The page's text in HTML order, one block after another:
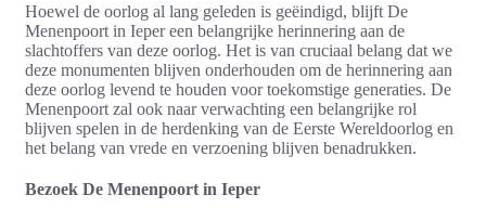
Hoewel de oorlog al lang geleden is geëindigd, blijft De
Menenpoort in Ieper een belangrijke herinnering aan de
slachtoffers van deze oorlog. Het is van cruciaal belang dat we
deze monumenten blijven onderhouden om de herinnering aan
deze oorlog levend te houden voor toekomstige generaties. De
Menenpoort zal ook naar verwachting een belangrijke rol
blijven spelen in de herdenking van de Eerste Wereldoorlog en
het belang van vrede en verzoening blijven benadrukken.
Bezoek De Menenpoort in Ieper